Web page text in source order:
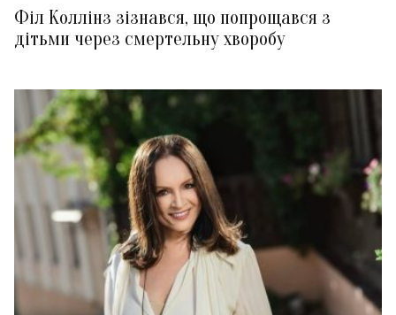
Філ Коллінз зізнався, що попрощався з
дітьми через смертельну хворобу